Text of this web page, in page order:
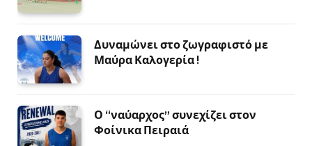
Δυναμώνει στο ζωγραφιστό με
Μαύρα Καλογερία !
Ο “ναύαρχος” συνεχίζει στον
Φοίνικα Πειραιά